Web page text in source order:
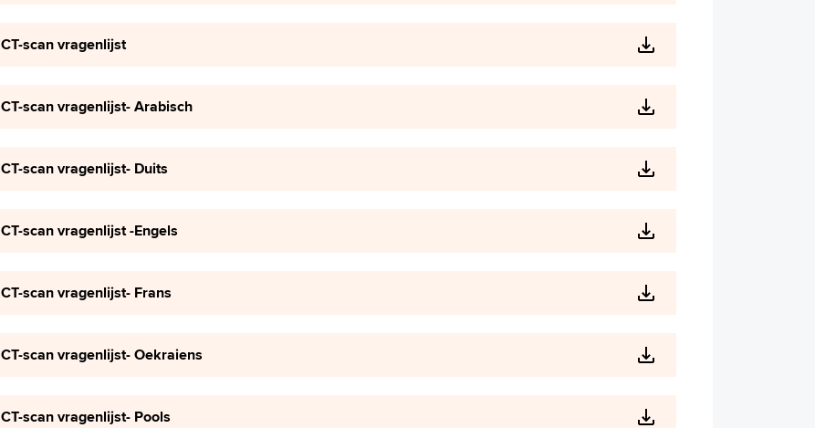
CT-scan vragenlijst
CT-scan vragenlijst- Arabisch
CT-scan vragenlijst- Duits
CT-scan vragenlijst -Engels
CT-scan vragenlijst- Frans
CT-scan vragenlijst- Oekraiens
CT-scan vragenlijst- Pools